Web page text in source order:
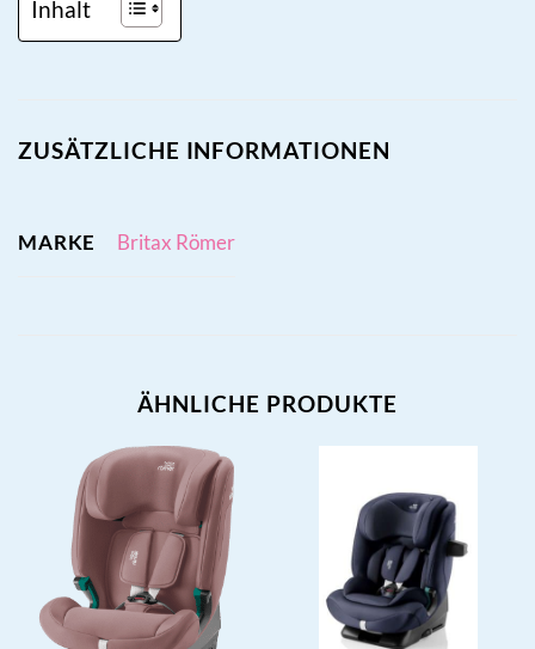
Inhalt
ZUSÄTZLICHE INFORMATIONEN
MARKE Britax Römer
ÄHNLICHE PRODUKTE